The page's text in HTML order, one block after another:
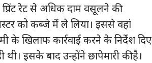
रेट से अधिक दाम वसूलने की
को कब्जे में ले लिया। इससे वहां
के खिलाफ कार्रवाई करने के निर्देश ‌दिए
इसके बाद उन्होंने छापेमारी की है।